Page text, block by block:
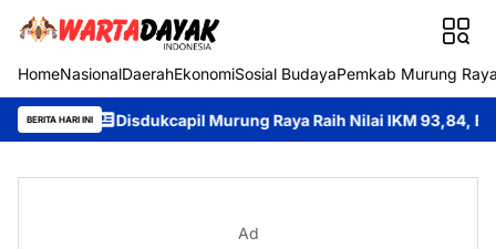
HomeNasionalDaerahEkonomiSosial BudayaPemkab Murung
BERITA HARI INI
Disdukcapil Murung Raya Raih Nilai IKM 93,84, Bukti
Ad